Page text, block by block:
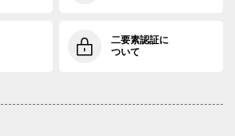
二要素認証に
ついて